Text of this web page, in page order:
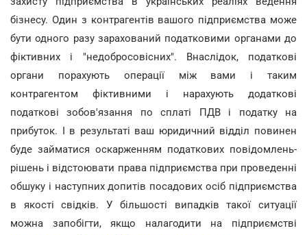
бізнесу. Один з контрагентів вашого підприємства може
бути одного разу зарахований податковими органами до
фіктивних і "недобросовісних". Внаслідок, податкові
органи порахують операції між вами і таким
контрагентом фіктивними і нарахують додаткові
податкові зобов'язання по сплаті ПДВ і податку на
прибуток. І в результаті ваш юридичний відділ повинен
буде займатися оскарженням податкових повідомлень-
рішень і відстоювати права підприємства при проведенні
обшуку і наступних допитів посадових осіб підприємства
в якості свідків. У більшості випадків такої ситуації
можна запобігти, якщо налагодити на підприємстві